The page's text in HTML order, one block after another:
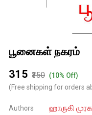
பூனைகள் நகரம்
₹315 ₹350 (10% Off)
(Free shipping for orders
Authors ஹாருகி